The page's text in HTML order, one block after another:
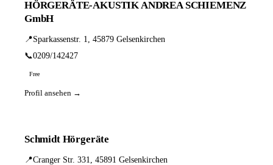
HÖRGERÄTE-AKUSTIK ANDREA SCHIEMENZ
GmbH
📍Sparkassenstr. 1, 45879 Gelsenkirchen
📞0209/142427
Free
Profil ansehen →
Schmidt Hörgeräte
📍Cranger Str. 331, 45891 Gelsenkirchen